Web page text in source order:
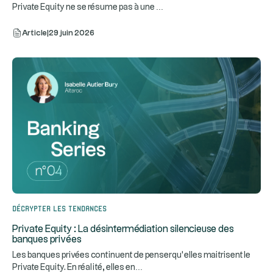
Private Equity ne se résume pas à une
Article 29 juin 2026
Décrypter les tendances
Private Equity : La désintermédiation silencieuse des
banques privées
Les banques privées continuent de penser qu’elles maitrisent le
Private Equity. En réalité, elles en...